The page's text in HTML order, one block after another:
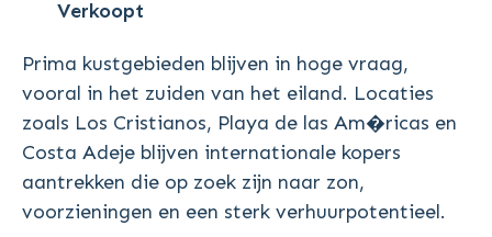
Verkoopt
Prima kustgebieden blijven in hoge vraag,
vooral in het zuiden van het eiland. Locaties
zoals Los Cristianos, Playa de las Am�ricas en
Costa Adeje blijven internationale kopers
aantrekken die op zoek zijn naar zon,
voorzieningen en een sterk verhuurpotentieel.